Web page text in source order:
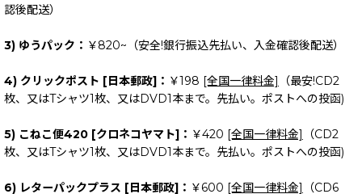
認後配送）
3) ゆうパック： ￥820~（安全!銀行振込先払い、入金確認後配送）
4) クリックポスト [日本郵政]： ￥198 [全国一律料金]
（最安!CD2
枚、又はTシャツ1枚、又はDVD1本まで。先払い。ポストへの投函)
5) こねこ便420 [クロネコヤマト]： ￥420 [全国一律料金]
（CD2
枚、又はTシャツ1枚、又はDVD1本まで。先払い。ポストへの投函)
6) レターパックプラス [日本郵政]： ￥600 [全国一律料金]
（CD6